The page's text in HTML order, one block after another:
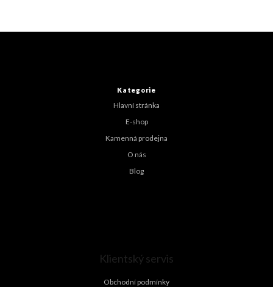
Kategorie
Hlavní stránka
E-shop
Kamenná prodejna
O nás
Blog
Klientský servis
Obchodní podmínky